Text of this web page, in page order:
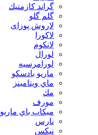
گراند كازمتيك
گلم گلو
لاروش پوزای
لاكورا
لانكوم
لورال
لورامرسيه
ماريو بادسكو
ماي ويتامينز
مك
مورف
ميكاپ باي ماريو
نارس
نيكس